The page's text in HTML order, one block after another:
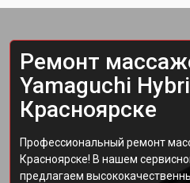
Ремонт
Yamaguchi
Красноярске
Профессиональный ремонт
Красноярске! В нашем
предлагаем